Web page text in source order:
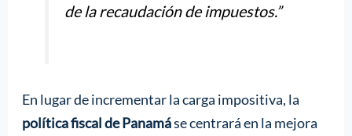
de la recaudación de impuestos.”
En lugar de incrementar la carga impositiva, la
política fiscal de Panamáse centrará en la mejora